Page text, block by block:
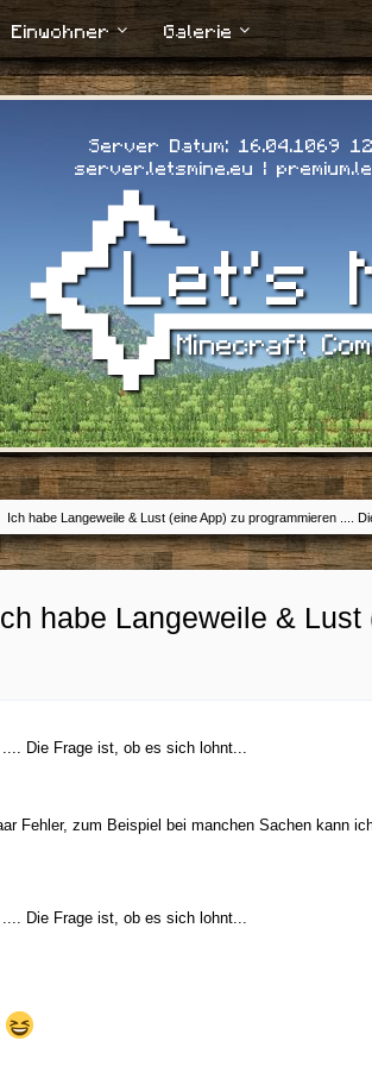
Einwohner Galerie
Server Datum: 16.04.1069
server.letsmine.eu |
Ich habe Langeweile & Lust (eine App) zu programmieren ....
habe Langeweile &
.... Die Frage ist, ob es sich lohnt...
Fehler, zum Beispiel bei manchen Sachen kann
.... Die Frage ist, ob es sich lohnt...